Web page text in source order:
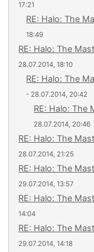
17:21
RE: Halo: The
18:49
RE: Halo: The
28.07.2014, 18:10
RE: Halo: The
- 28.07.2014, 20:42
RE: Halo: The
28.07.2014, 20:46
RE: Halo: The
28.07.2014, 21:25
RE: Halo: The
29.07.2014, 13:57
RE: Halo: The
14:04
RE: Halo: The
29.07.2014, 14:18